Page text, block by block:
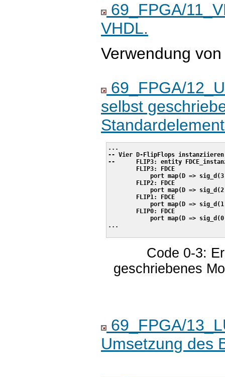
69_FPGA/
VHDL.
Verwendung
69_FPGA/
selbst
...
-- Vier D-FlipFlops instanziieren
--	FLIP3: entity FDCE_instanz
...
Code 0-3:
geschriebenes
69_FPGA/
Umsetzung des